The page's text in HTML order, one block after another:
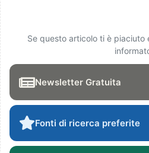
Se questo articolo ti è piaciuto
Newsletter Gratuita
Fonti di ricerca preferite